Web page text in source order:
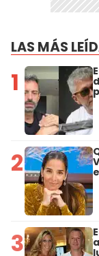
LAS MÁS
1
2
3